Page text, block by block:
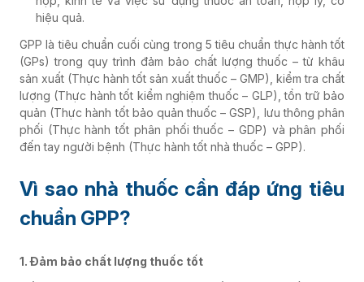
hiệu quả.
GPP là tiêu chuẩn cuối cùng trong 5 tiêu chuẩn thực hành tốt
(GPs) trong quy trình đảm bảo chất lượng thuốc – từ khâu
sản xuất (Thực hành tốt sản xuất thuốc – GMP), kiểm tra chất
lượng (Thực hành tốt kiểm nghiệm thuốc – GLP), tồn trữ bảo
quản (Thực hành tốt bảo quản thuốc – GSP), lưu thông phân
phối (Thực hành tốt phân phối thuốc – GDP) và phân phối
đến tay người bệnh (Thực hành tốt nhà thuốc – GPP).
Vì sao nhà thuốc cần đáp ứng tiêu
chuẩn GPP?
1. Đảm bảo chất lượng thuốc tốt